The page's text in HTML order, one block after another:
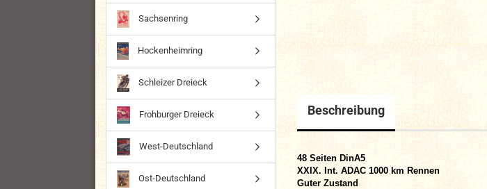
Beschreibung
48 Seiten DinA5
XXIX. Int. ADAC 1000 km Rennen
Guter Zustand
Sachsenring
Hockenheimring
Schleizer Dreieck
Frohburger Dreieck
West-Deutschland
Ost-Deutschland